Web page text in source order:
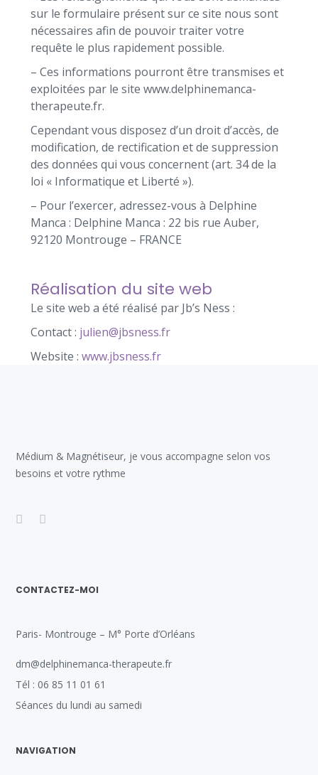
sur le formulaire présent sur ce site nous sont
nécessaires afin de pouvoir traiter votre
requête le plus rapidement possible.
– Ces informations pourront être transmises et
exploitées par le site www.delphinemanca-
therapeute.fr.
Cependant vous disposez d’un droit d’accès, de
modification, de rectification et de suppression
des données qui vous concernent (art. 34 de la
loi « Informatique et Liberté »).
– Pour l’exercer, adressez-vous à Delphine
Manca : Delphine Manca : 22 bis rue Auber,
92120 Montrouge – FRANCE
Réalisation du site web
Le site web a été réalisé par Jb’s Ness :
Contact : julien@jbsness.fr
Website : www.jbsness.fr
Médium & Magnétiseur, je vous accompagne selon vos
besoins et votre rythme
CONTACTEZ-MOI
Paris- Montrouge – M° Porte d’Orléans
dm@delphinemanca-therapeute.fr
Tél : 06 85 11 01 61
Séances du lundi au samedi
NAVIGATION